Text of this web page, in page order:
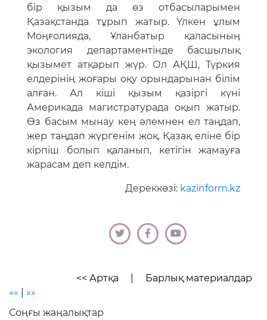
бір қызым да өз отбасыларымен
Қазақстанда тұрып жатыр. Үлкен ұлым
Моңғолияда, Ұланбатыр қаласының
экология департаментінде басшылық
қызымет атқарып жүр. Ол АҚШ, Түркия
елдерінің жоғары оқу орындарынан білім
алған. Ал кіші қызым қазіргі күні
Америкада магистратурада оқып жатыр.
Өз басым мынау кең әлемнен ел таңдап,
жер таңдап жүргенім жоқ. Қазақ еліне бір
кірпіш болып қаланып, кетігін жамауға
жарасам деп келдім.
Дереккөзі: kazinform.kz
<< Артқа
Барлық материалдар
««
»»
Соңғы жаңалықтар